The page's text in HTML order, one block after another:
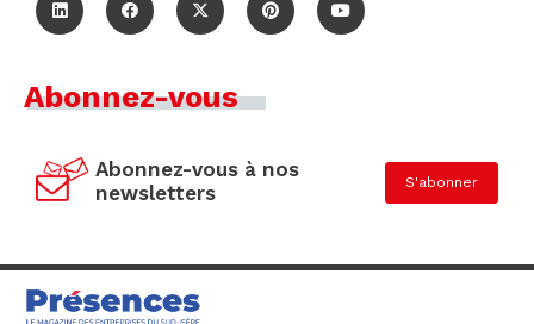
Abonnez-vous
Abonnez-vous à nos
newsletters
S'abonner